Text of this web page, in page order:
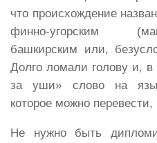
что происхождение
финно-угорским
башкирским или,
Долго ломали голову и, в
за уши» слово на
которое можно перевести,
Не нужно быть